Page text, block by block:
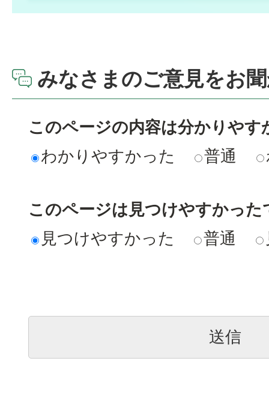
みなさまのご意見をお
このページの内容は分かりやす
わかりやすかった
普通
このページは見つけやすかった
見つけやすかった
普通